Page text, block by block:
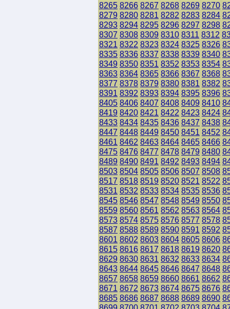
8265 8266 8267 8268 8269 8270
8279 8280 8281 8282 8283 8284
8293 8294 8295 8296 8297 8298
8307 8308 8309 8310 8311 8312
8321 8322 8323 8324 8325 8326
8335 8336 8337 8338 8339 8340
8349 8350 8351 8352 8353 8354
8363 8364 8365 8366 8367 8368
8377 8378 8379 8380 8381 8382
8391 8392 8393 8394 8395 8396
8405 8406 8407 8408 8409 8410
8419 8420 8421 8422 8423 8424
8433 8434 8435 8436 8437 8438
8447 8448 8449 8450 8451 8452
8461 8462 8463 8464 8465 8466
8475 8476 8477 8478 8479 8480
8489 8490 8491 8492 8493 8494
8503 8504 8505 8506 8507 8508
8517 8518 8519 8520 8521 8522
8531 8532 8533 8534 8535 8536
8545 8546 8547 8548 8549 8550
8559 8560 8561 8562 8563 8564
8573 8574 8575 8576 8577 8578
8587 8588 8589 8590 8591 8592
8601 8602 8603 8604 8605 8606
8615 8616 8617 8618 8619 8620
8629 8630 8631 8632 8633 8634
8643 8644 8645 8646 8647 8648
8657 8658 8659 8660 8661 8662
8671 8672 8673 8674 8675 8676
8685 8686 8687 8688 8689 8690